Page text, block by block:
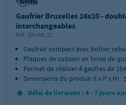
Gaufrier Bruxelles 16x10 -
interchangeables
Réf.: GH-WE-22
Gaufrier compact avec boîtier
Plaques de cuisson en fonte de
Permet de réaliser 4 gaufres de
Dimensions du produit (I x P x H) :
Délai de livraison : 4 - 7 jours